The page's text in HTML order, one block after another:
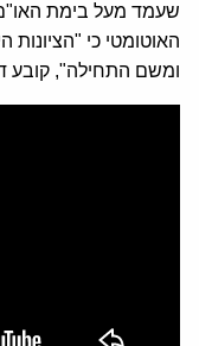
שעמד מעל בימת
האוטומטי כי
ומשם התחילה", קובע